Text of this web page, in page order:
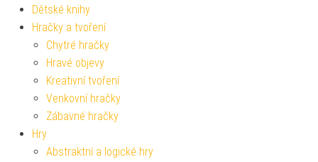
Dětské knihy
Hračky a tvoření
Chytré hračky
Hravé objevy
Kreativní tvoření
Venkovní hračky
Zábavné hračky
Hry
Abstraktní a logické hry